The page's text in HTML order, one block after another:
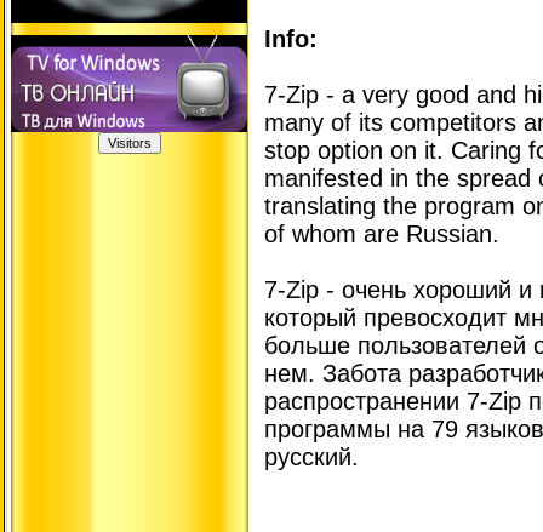
Info:
7-Zip - a very good and
many of its competitors
stop option on it. Caring
manifested in the spread
translating the program
of whom are Russian.
7-Zip - очень хороший и
который превосходит
больше пользователей
нем. Забота
распространении 7-Zip
программы на 79
русский.